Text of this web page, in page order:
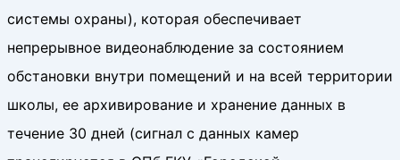
системы охраны), которая обеспечивает
непрерывное видеонаблюдение за состоянием
обстановки внутри помещений и на всей территории
школы, ее архивирование и хранение данных в
течение 30 дней (сигнал с данных камер